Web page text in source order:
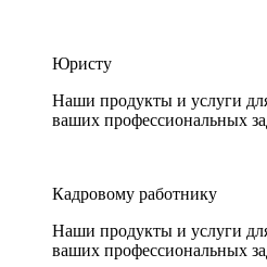
Юристу
Наши продукты и услуги
ваших профессиональных
Кадровому работнику
Наши продукты и услуги
ваших профессиональных